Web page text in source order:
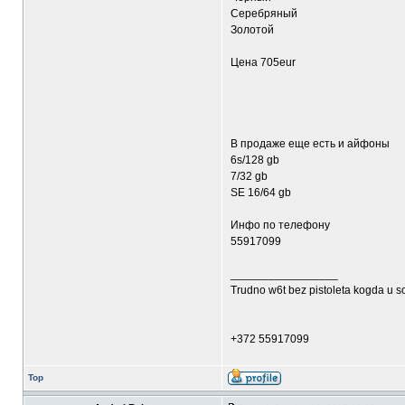
Серебряный
Золотой
Цена 705eur
В продаже еще есть и айфоны
6s/128 gb
7/32 gb
SE 16/64 gb
Инфо по телефону
55917099
Trudno w6t bez pistoleta kogda u
+372 55917099
Top